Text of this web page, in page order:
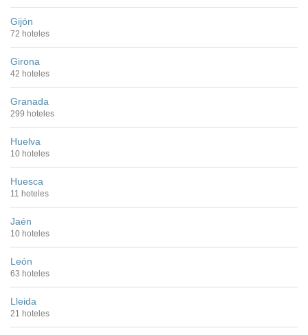
Gijón
72 hoteles
Girona
42 hoteles
Granada
299 hoteles
Huelva
10 hoteles
Huesca
11 hoteles
Jaén
10 hoteles
León
63 hoteles
Lleida
21 hoteles